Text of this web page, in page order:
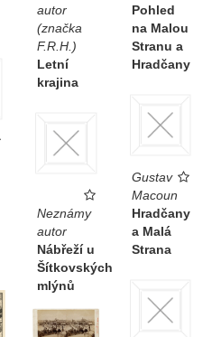
autor
(značka
F.R.H.)
Letní
krajina
Pohled
na Malou
Stranu a
Hradčany
Gustav
Macoun
Hradčany
a Malá
Strana
Neznámy
autor
Nábřeží u
Šítkovských
mlýnů